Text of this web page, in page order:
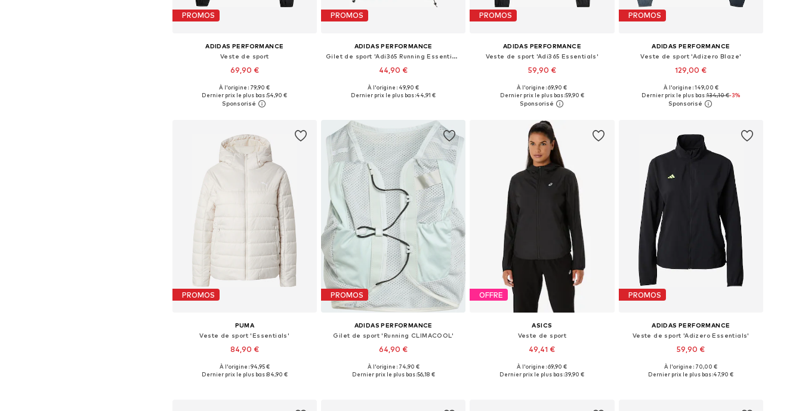
PROMOS
ADIDAS PERFORMANCE
Veste de sport
69,90 €
Tailles disponibles: XS, S, M, L
Ajouter au panier
À l'origine : 79,90 €
Dernier prix le plus bas :54,90 €
PROMOS
ADIDAS PERFORMANCE
Gilet de sport 'Adi365 Running Essentials'
44,90 €
Tailles disponibles: XS, S, M, L, XL
À l'origine : 49,90 €
Dernier prix le plus bas :44,91 €
PROMOS
ADIDAS PERFORMANCE
Veste de sport 'Adi365 Essentials'
59,90 €
Tailles disponibles: XS, S, M, L, XL
Ajouter au panier
À l'origine : 69,90 €
Dernier prix le plus bas :59,90 €
PROMOS
ADIDAS PERFORMANCE
Veste de sport 'Adizero Blaze'
129,00 €
Ajouter au panier
À l'origine : 149,00 €
Dernier prix le plus bas :134,10 €-3%
PROMOS
PUMA
Veste de sport 'Essentials'
84,90 €
Tailles disponibles: XS, S, M, L, XL
À l'origine : 94,95 €
Dernier prix le plus bas :84,90 €
PROMOS
ADIDAS PERFORMANCE
Gilet de sport 'Running CLIMACOOL'
64,90 €
Tailles disponibles: S Tailles normales
À l'origine : 74,90 €
Dernier prix le plus bas :56,18 €
OFFRE
ASICS
Veste de sport
49,41 €
Tailles disponibles: M, XL
À l'origine : 69,90 €
Dernier prix le plus bas :39,90 €
PROMOS
ADIDAS PERFORMANCE
Veste de sport 'Adizero Essentials'
59,90 €
Tailles disponibles: XS, S, M, L, XL
À l'origine : 70,00 €
Dernier prix le plus bas :47,90 €